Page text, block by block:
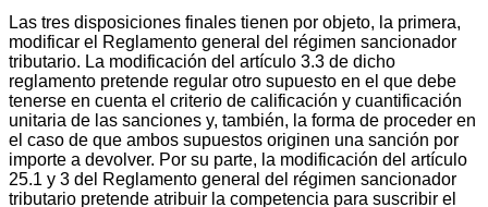
Las tres disposiciones finales tienen por objeto, la primera,
modificar el Reglamento general del régimen sancionador
tributario. La modificación del artículo 3.3 de dicho
reglamento pretende regular otro supuesto en el que debe
tenerse en cuenta el criterio de calificación y cuantificación
unitaria de las sanciones y, también, la forma de proceder en
el caso de que ambos supuestos originen una sanción por
importe a devolver. Por su parte, la modificación del artículo
25.1 y 3 del Reglamento general del régimen sancionador
tributario pretende atribuir la competencia para suscribir el